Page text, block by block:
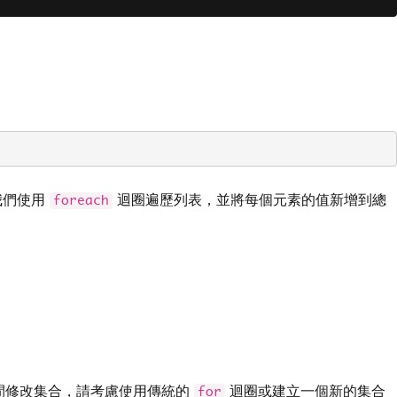
使用 foreach
迴圈遍歷列表，並將每個元素的值新增到總
改集合，請考慮使用傳統的 for 迴圈或建立一個新的集合